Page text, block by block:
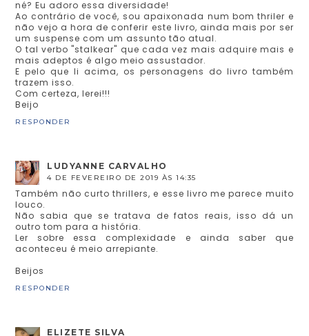
né? Eu adoro essa diversidade!
Ao contrário de você, sou apaixonada num bom thriler e
não vejo a hora de conferir este livro, ainda mais por ser
um suspense com um assunto tão atual.
O tal verbo "stalkear" que cada vez mais adquire mais e
mais adeptos é algo meio assustador.
E pelo que li acima, os personagens do livro também
trazem isso.
Com certeza, lerei!!!
Beijo
RESPONDER
LUDYANNE CARVALHO
4 DE FEVEREIRO DE 2019 ÀS 14:35
Também não curto thrillers, e esse livro me parece muito
louco.
Não sabia que se tratava de fatos reais, isso dá un
outro tom para a história.
Ler sobre essa complexidade e ainda saber que
aconteceu é meio arrepiante.
Beijos
RESPONDER
ELIZETE SILVA